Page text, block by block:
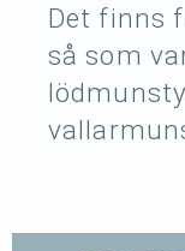
Det finns
så som